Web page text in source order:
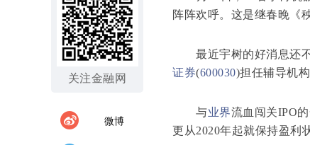
关注金融网
微博
阵阵欢呼。这是继春晚《
最近宇树的好消息还不
证券(600030)担任辅导机构
与业界流血闯关IPO
更从2020年起就保持盈利